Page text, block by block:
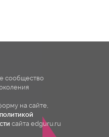
сообщество
на сайте,
политикой
сайта edguru.ru